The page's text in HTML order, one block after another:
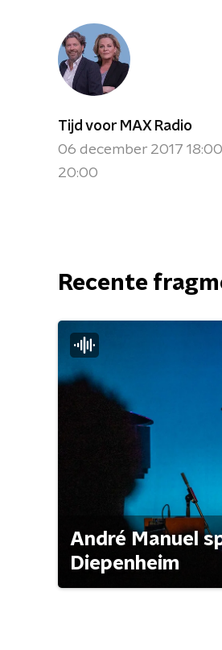
Tijd voor MAX Radio
06 december 2017
20:00
Recente
André Manuel
Diepenheim